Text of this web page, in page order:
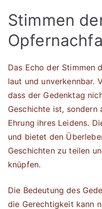
Stimmen
Das Echo der Stimmen
laut und unverkennbar.
dass der Gedenktag
Geschichte ist, sondern
Ehrung ihres Leidens.
und bietet den
Geschichten zu teilen
knüpfen.
Die Bedeutung des
die Gerechtigkeit kann